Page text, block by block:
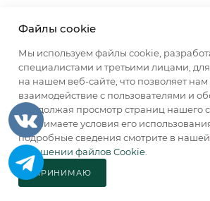
12.2.В данном документе будут
данных Оператором. Политика
до замены ее новой версией.
12.3.Актуальная версия Политики в
доступе расположена в сети
https://kiik-market.ru/politika-
Файлы cookie
Мы используем файлы cookie,
специалистами и третьими лицами,
на нашем веб-сайте, что позволяет нам
взаимодействие с пользователями и
Продолжая просмотр страниц нашего
принимаете условия его
подробные сведения смотрите в нашей
отношении файлов Cookie
ПРИНИМАЮ